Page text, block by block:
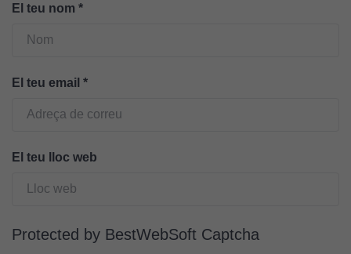
El teu nom *
El teu email *
El teu lloc web
Protected by BestWebSoft Captcha
cookies de